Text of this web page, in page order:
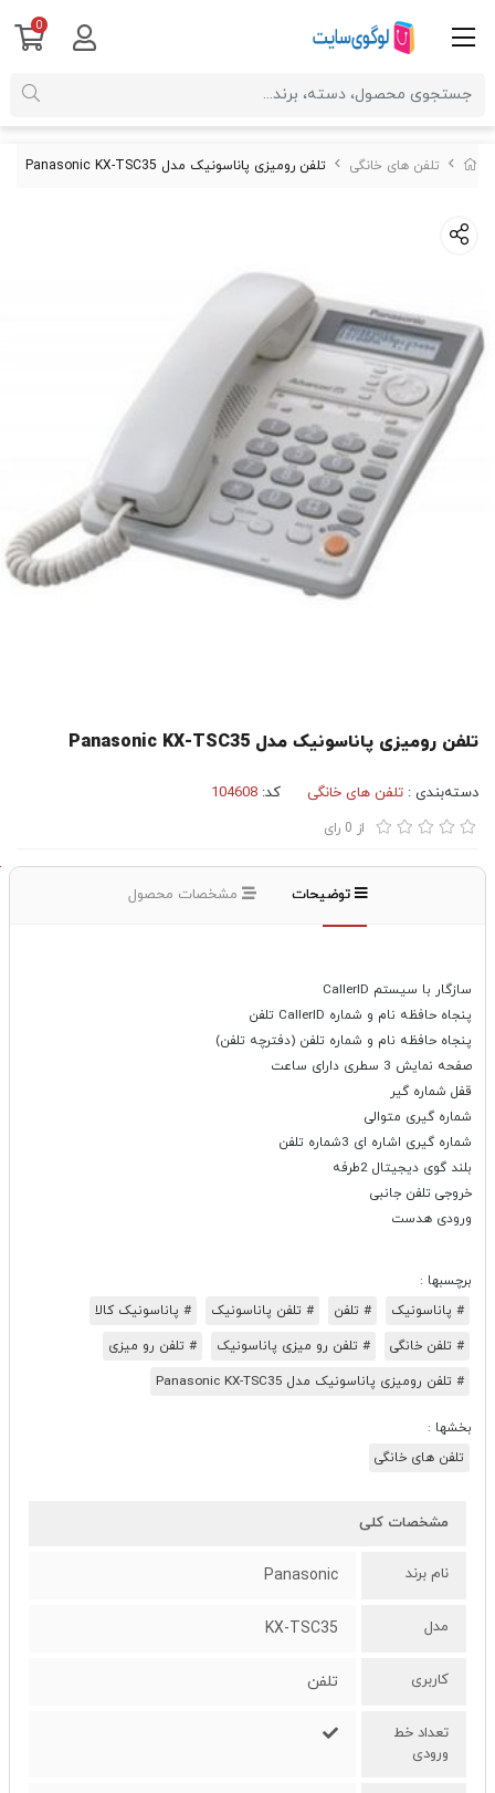
تلفن های خانگی تلفن رومیزی پاناسونیک مدل Panasonic KX-TSC35
تلفن رومیزی پاناسونیک مدل Panasonic KX-TSC35
دسته‌بندی : تلفن های خانگی کد: 104608
از 0 رای
توضیحات مشخصات محصول
سازگار با سیستم CallerID
پنجاه حافظه نام و شماره CallerID تلفن
پنجاه حافظه نام و شماره تلفن (دفترچه تلفن)
صفحه نمایش 3 سطری دارای ساعت
قفل شماره گیر
شماره گیری متوالی
شماره گیری اشاره ای 3شماره تلفن
بلند گوی دیجیتال 2طرفه
خروجی تلفن جانبی
ورودی هدست
برچسبها :
# پاناسونیک
# تلفن # تلفن پاناسونیک
# پاناسونیک کالا
# تلفن خانگی
# تلفن رو میزی پاناسونیک
# تلفن رو میزی
# تلفن رومیزی پاناسونیک مدل Panasonic KX-TSC35
بخشها :
تلفن های خانگی
مشخصات کلی
نام برند Panasonic
مدل KX-TSC35
کاربری تلفن
تعداد خط
ورودی
0